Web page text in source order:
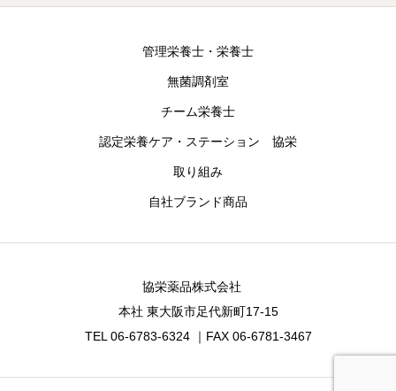
管理栄養士・栄養士
無菌調剤室
チーム栄養士
認定栄養ケア・ステーション 協栄
取り組み
自社ブランド商品
協栄薬品株式会社
本社 東大阪市足代新町17-15
TEL 06-6783-6324 ｜FAX 06-6781-3467